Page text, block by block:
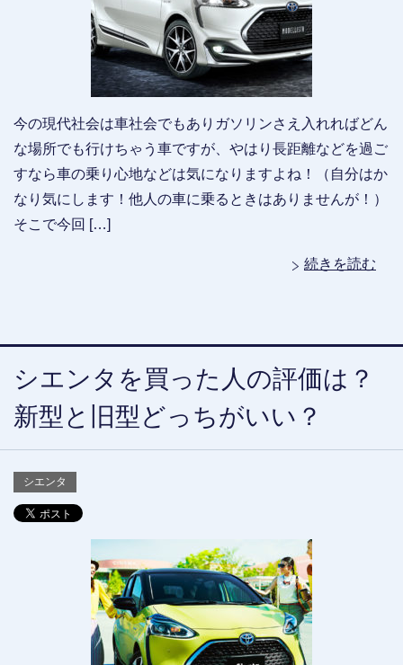
今の現代社会は車社会でもありガソリンさえ入れればどん
な場所でも行けちゃう車ですが、やはり長距離などを過ご
すなら車の乗り心地などは気になりますよね！（自分はか
なり気にします！他人の車に乗るときはありませんが！）
そこで今回 […]
続きを読む
シエンタを買った人の評価は？
新型と旧型どっちがいい？
シエンタ